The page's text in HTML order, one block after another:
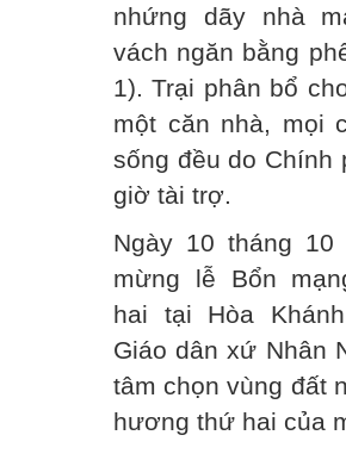
nhứng dãy nhà
vách ngăn bằng
1). Trại phân bổ
một căn nhà, mọi
sống đều do Chính
giờ tài trợ.
Ngày 10 tháng 10
mừng lễ Bổn
hai tại Hòa
Giáo dân xứ Nhân
tâm chọn vùng đất
hương thứ hai của